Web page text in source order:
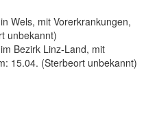
Wels, mit Vorerkrankungen,
unbekannt)
Bezirk Linz-Land, mit
15.04. (Sterbeort unbekannt)